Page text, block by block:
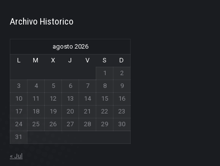
Archivo Historico
agosto 2026
L
M X J V S
D
1
2
3
4 5 6 7 8
9
10
11 12 13 14 15
16
17
18 19 20 21 22
23
24
25 26 27 28 29
30
31
« Jul